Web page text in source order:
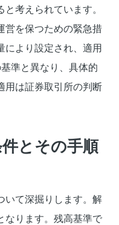
考えられています。
営を保つための緊急措
により設定され、適用
準と異なり、具体的
用は証券取引所の判断
とその手順
いて深掘りします。解
なります。残高基準で